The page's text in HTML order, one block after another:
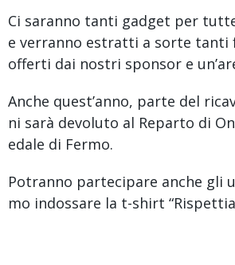
Ci saranno tanti gadget per
e verranno estratti a sorte tanti
offerti dai nostri sponsor e
Anche quest’anno, parte del
ni sarà devoluto al Reparto di
edale di Fermo.
Potranno partecipare anche gli
mo indossare la t-shirt